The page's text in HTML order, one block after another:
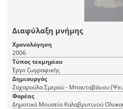
Διαφύλαξη μνήμης
Χρονολόγηση
2006
Τύπος τεκμηρίου
Έργο ζωγραφικής
Δημιουργός
Ζαχαρούλα Σμερού - Μπανταβάνου
Φορέας
Δημοτικό Μουσείο Καλαβρυτινού